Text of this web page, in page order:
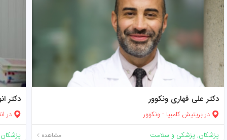
دکتر علی قهاری ونکوور
در بریتیش کلمبیا -ونکوور
پزشکان,پزشکی و سلامت مشاهده
دکتر
در
پزشکان